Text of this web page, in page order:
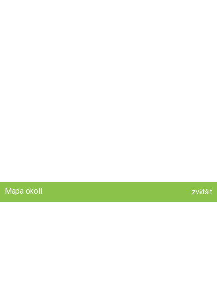
Mapa okolí zvětšit